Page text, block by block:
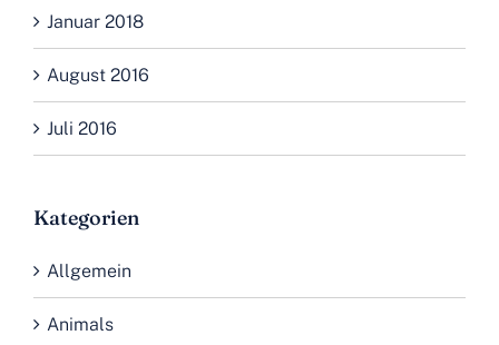
Januar 2018
August 2016
Juli 2016
Kategorien
Allgemein
Animals